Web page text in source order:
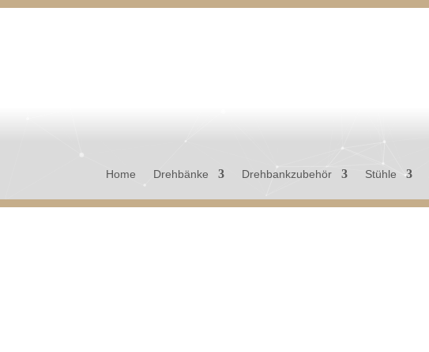
Home Drehbänke Drehbankzubehör Stühle